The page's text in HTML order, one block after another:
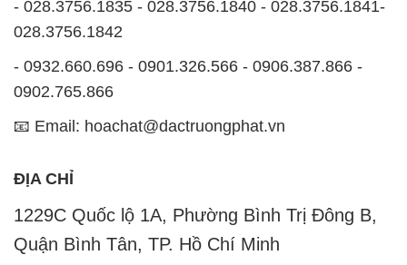
- 028.3756.1835 - 028.3756.1840 - 028.3756.1841-
028.3756.1842
- 0932.660.696 - 0901.326.566 - 0906.387.866 -
0902.765.866
📧 Email: hoachat@dactruongphat.vn
ĐỊA CHỈ
1229C Quốc lộ 1A, Phường Bình Trị Đông B,
Quận Bình Tân, TP. Hồ Chí Minh